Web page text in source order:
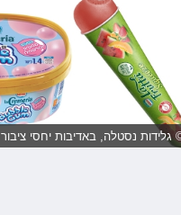
גלידות נסטלה, באדיבות יחסי ציבור